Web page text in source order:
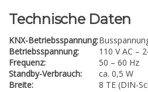
Technische Daten
KNX-Betriebsspannung:
Betriebsspannung:
110 V AC –
Frequenz:
50 – 60 Hz
Standby-Verbrauch:
ca. 0,5 W
Breite:
8 TE (DIN-